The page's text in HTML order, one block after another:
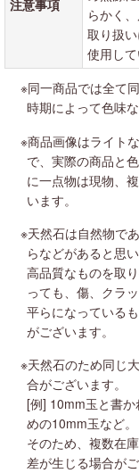
注意事項
らかく
取り扱
使用し
※同一商品では全て
時期によって色味
※商品画像はライト
で、実際の商品と
に一点物は現物、
います。
※天然石は自然物で
らなどがあると思
高品質なものを取
っても、傷、クラ
平らになっている
がございます。
※天然石のため同じ
合がございます。
[例] 10mm玉と書
めの10mm玉など。
そのため、複数在
差が生じる場合がご